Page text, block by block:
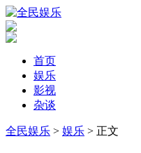
首页
娱乐
影视
杂谈
全民娱乐 > 娱乐 > 正文